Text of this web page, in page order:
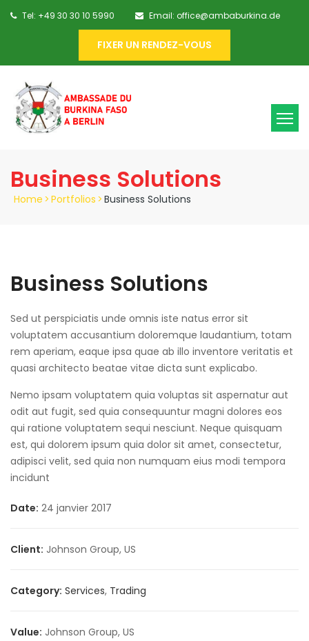
Tel: +49 30 30 10 5990 Email: office@ambaburkina.de
FIXER UN RENDEZ-VOUS
Business Solutions
Home > Portfolios > Business Solutions
Business Solutions
Sed ut perspiciatis unde omnis iste natus error sit
voluptatem accusantium doloremque laudantium, totam
rem aperiam, eaque ipsa quae ab illo inventore veritatis et
quasi architecto beatae vitae dicta sunt explicabo.
Nemo ipsam voluptatem quia voluptas sit aspernatur aut
odit aut fugit, sed quia consequuntur magni dolores eos
qui ratione voluptatem sequi nesciunt. Neque quisquam
est, qui dolorem ipsum quia dolor sit amet, consectetur,
adipisci velit, sed quia non numquam eius modi tempora
incidunt
Date: 24 janvier 2017
Client: Johnson Group, US
Category: Services, Trading
Value: Johnson Group, US